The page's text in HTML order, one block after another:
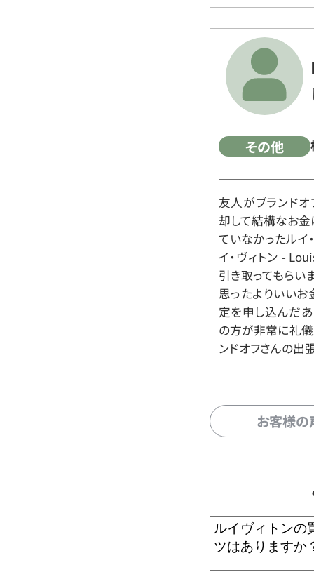
その他
友人がブランド
却して結構なお金
ていなかったルイ
イ・ヴィトン -
引き取ってもらい
思ったよりいいお
定を申し込んだ
の方が非常に礼儀
ンドオフさんの出
お客様
ルイヴィトンの
ツはありますか